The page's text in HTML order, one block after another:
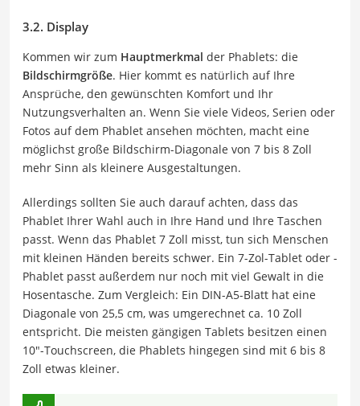
3.2. Display
Kommen wir zum Hauptmerkmal der Phablets: die
Bildschirmgröße. Hier kommt es natürlich auf Ihre
Ansprüche, den gewünschten Komfort und Ihr
Nutzungsverhalten an. Wenn Sie viele Videos, Serien oder
Fotos auf dem Phablet ansehen möchten, macht eine
möglichst große Bildschirm-Diagonale von 7 bis 8 Zoll
mehr Sinn als kleinere Ausgestaltungen.
Allerdings sollten Sie auch darauf achten, dass das
Phablet Ihrer Wahl auch in Ihre Hand und Ihre Taschen
passt. Wenn das Phablet 7 Zoll misst, tun sich Menschen
mit kleinen Händen bereits schwer. Ein 7-Zol-Tablet oder -
Phablet passt außerdem nur noch mit viel Gewalt in die
Hosentasche. Zum Vergleich: Ein DIN-A5-Blatt hat eine
Diagonale von 25,5 cm, was umgerechnet ca. 10 Zoll
entspricht. Die meisten gängigen Tablets besitzen einen
10″-Touchscreen, die Phablets hingegen sind mit 6 bis 8
Zoll etwas kleiner.